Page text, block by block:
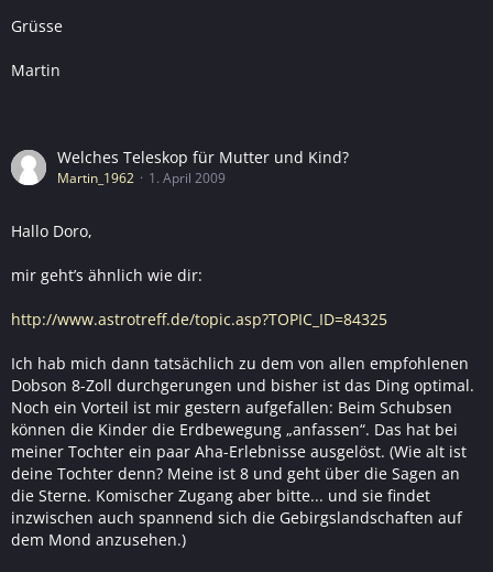
Grüsse
Martin
Welches Teleskop für Mutter und Kind?
Martin_1962 1. April 2009
Hallo Doro,
mir geht’s ähnlich wie dir:
http://www.astrotreff.de/topic.asp?TOPIC_ID=84325
Ich hab mich dann tatsächlich zu dem von allen empfohlenen
Dobson 8-Zoll durchgerungen und bisher ist das Ding optimal.
Noch ein Vorteil ist mir gestern aufgefallen: Beim Schubsen
können die Kinder die Erdbewegung „anfassen“. Das hat bei
meiner Tochter ein paar Aha-Erlebnisse ausgelöst. (Wie alt ist
deine Tochter denn? Meine ist 8 und geht über die Sagen an
die Sterne. Komischer Zugang aber bitte... und sie findet
inzwischen auch spannend sich die Gebirgslandschaften auf
dem Mond anzusehen.)